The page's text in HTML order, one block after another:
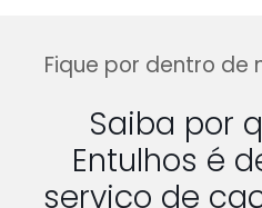
Fique por dentro de
Saiba por
Entulhos é
serviço de